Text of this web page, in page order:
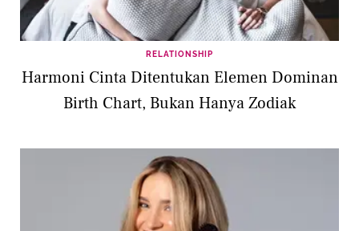
RELATIONSHIP
Harmoni Cinta Ditentukan Elemen Dominan
Birth Chart, Bukan Hanya Zodiak